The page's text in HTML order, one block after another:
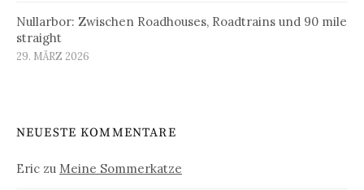
Nullarbor: Zwischen Roadhouses, Roadtrains und 90 mile
straight
29. MÄRZ 2026
NEUESTE KOMMENTARE
Eric zu Meine Sommerkatze